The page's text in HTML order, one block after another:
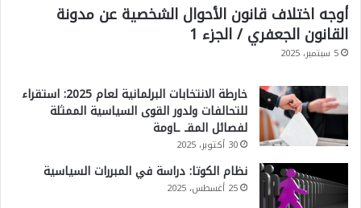
أوجه اختلاف قانون الأحوال الشخصية عن مدونة
القانون الجعفري / الجزء 1
5 سبتمبر، 2025
خارطة الانتخابات البرلمانية لعام 2025: استقراء
للتحالفات ولدور القوى السياسية الممثلة
لفصائل المقـ ـاومة
30 أكتوبر، 2025
نظام الكوتا: دراسة في المبررات السياسية
25 أغسطس، 2025